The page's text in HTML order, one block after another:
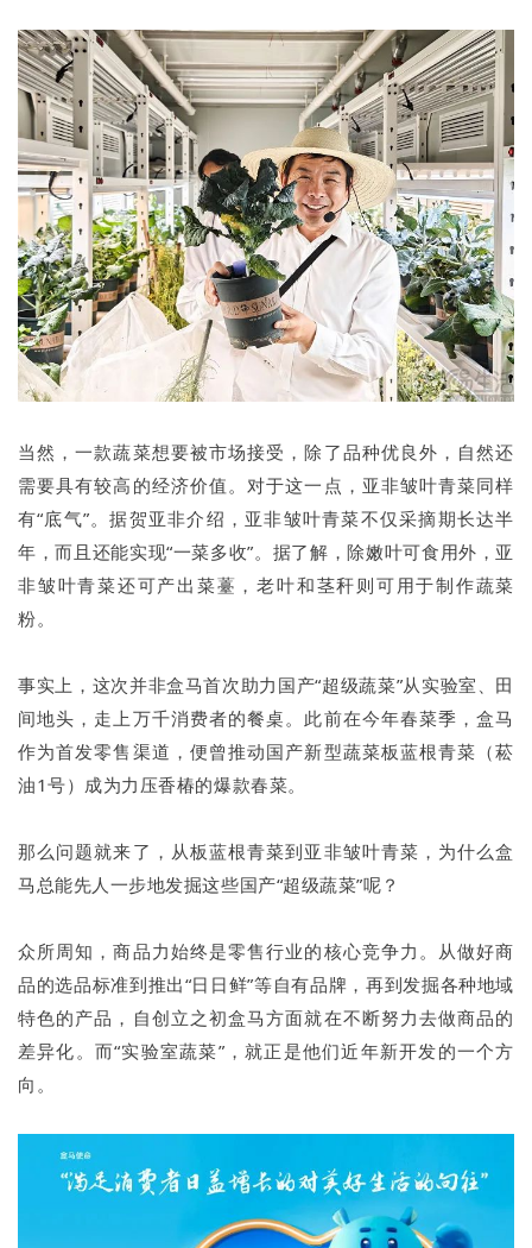
当然，一款蔬菜想要被市场接受，除了品种优良外，自然还
需要具有较高的经济价值。对于这一点，亚非皱叶青菜同样
有“底气”。据贺亚非介绍，亚非皱叶青菜不仅采摘期长达半
年，而且还能实现“一菜多收”。据了解，除嫩叶可食用外，亚
非皱叶青菜还可产出菜薹，老叶和茎秆则可用于制作蔬菜
粉。
事实上，这次并非盒马首次助力国产“超级蔬菜”从实验室、田
间地头，走上万千消费者的餐桌。此前在今年春菜季，盒马
作为首发零售渠道，便曾推动国产新型蔬菜板蓝根青菜（菘
油1号）成为力压香椿的爆款春菜。
那么问题就来了，从板蓝根青菜到亚非皱叶青菜，为什么盒
马总能先人一步地发掘这些国产“超级蔬菜”呢？
众所周知，商品力始终是零售行业的核心竞争力。从做好商
品的选品标准到推出“日日鲜”等自有品牌，再到发掘各种地域
特色的产品，自创立之初盒马方面就在不断努力去做商品的
差异化。而“实验室蔬菜”，就正是他们近年新开发的一个方
向。